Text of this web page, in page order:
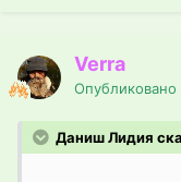
Verra
Опубликовано
Даниш Лидия